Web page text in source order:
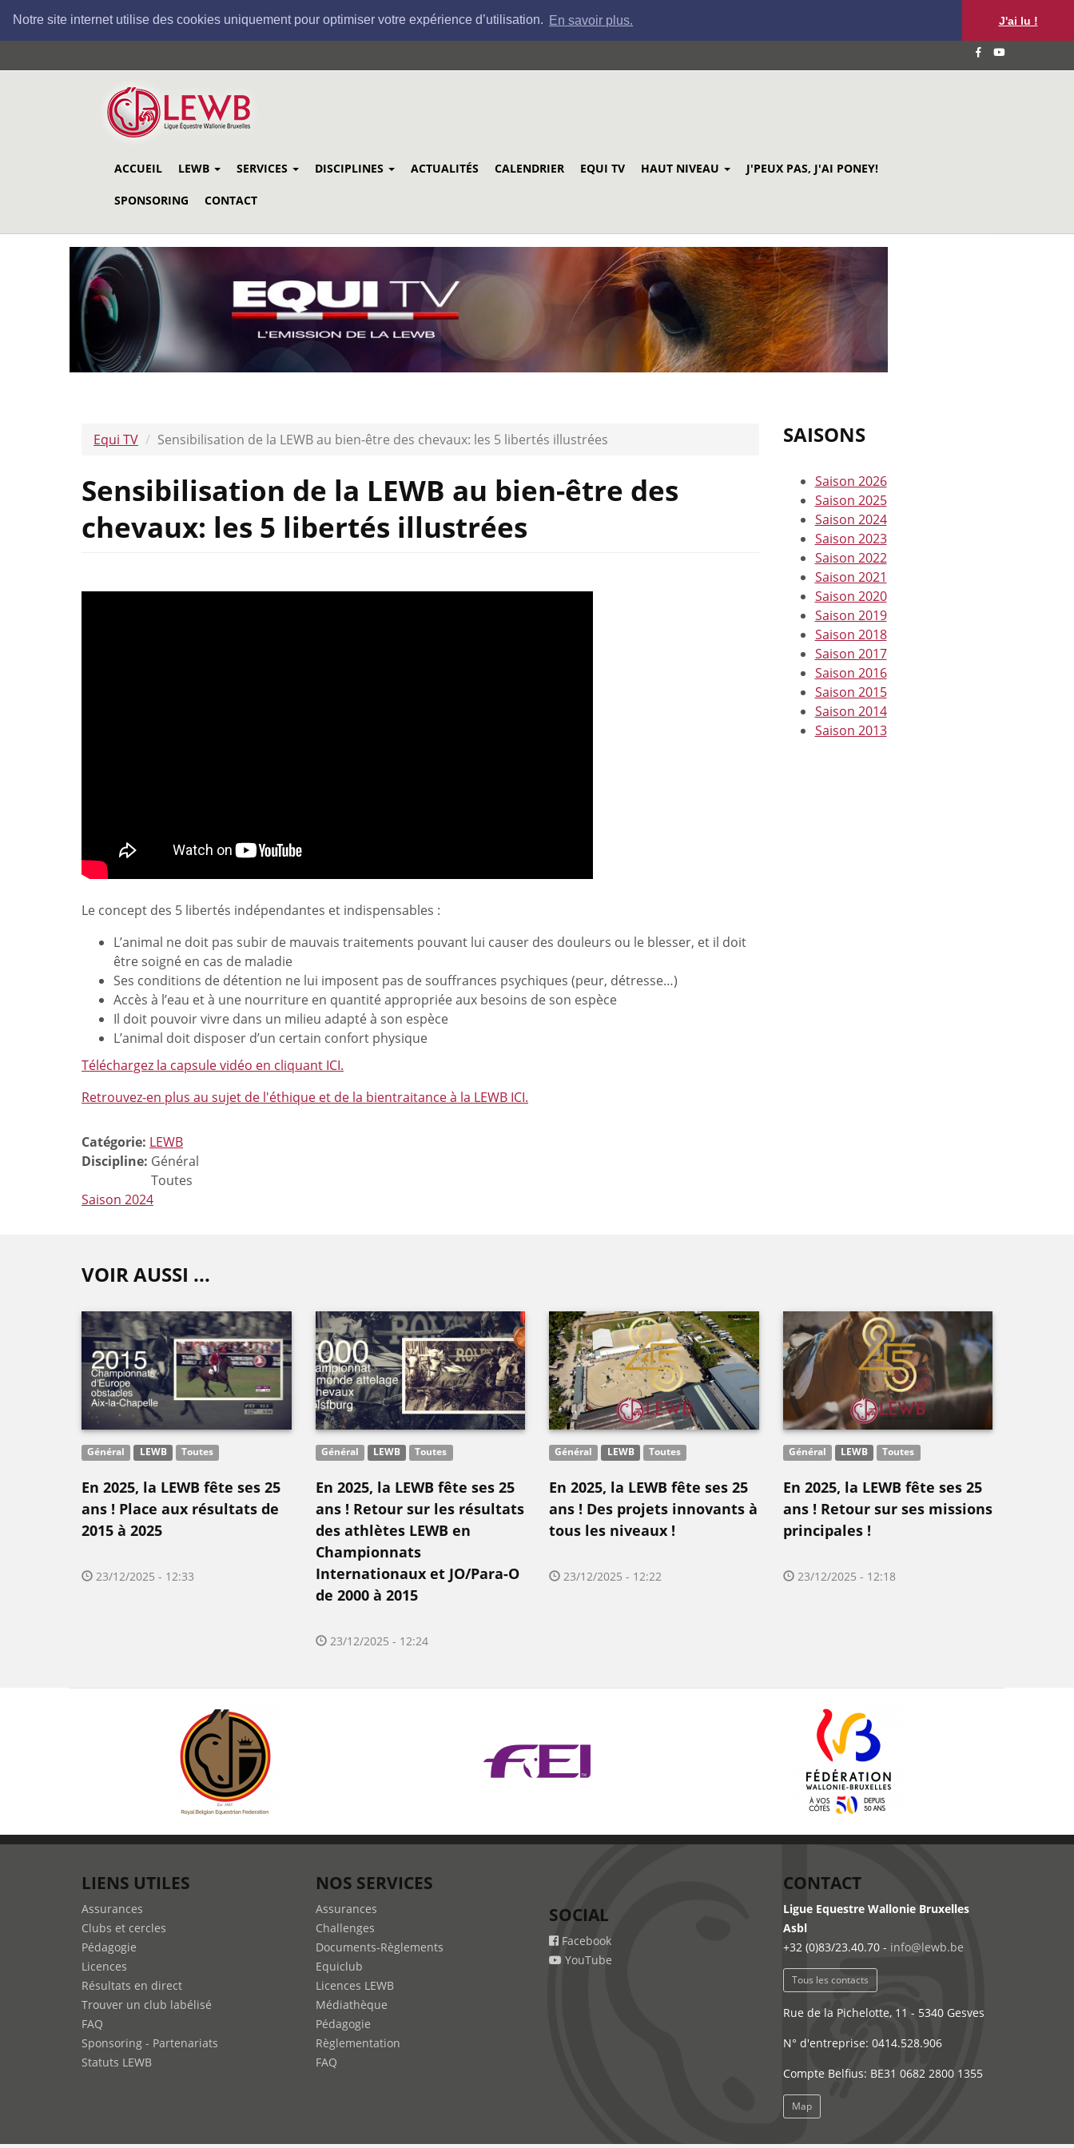
Notre site internet utilise des cookies uniquement pour optimiser votre expérience d’utilisation. En savoir plus. J'ai lu !
au
ACCUEIL LEWB SERVICES DISCIPLINES ACTUALITÉS CALENDRIER EQUI TV HAUT NIVEAU J'PEUX PAS, J'AI PONEY!
SPONSORING CONTACT
Equi TV Sensibilisation de la LEWB au bien-être des chevaux: les 5 libertés illustrées
Sensibilisation de la LEWB au bien-être des
chevaux: les 5 libertés illustrées
Le concept des 5 libertés indépendantes et indispensables :
L’animal ne doit pas subir de mauvais traitements pouvant lui causer des douleurs ou le blesser, et il doit
être soigné en cas de maladie
Ses conditions de détention ne lui imposent pas de souffrances psychiques (peur, détresse…)
Accès à l’eau et à une nourriture en quantité appropriée aux besoins de son espèce
Il doit pouvoir vivre dans un milieu adapté à son espèce
L’animal doit disposer d’un certain confort physique
Téléchargez la capsule vidéo en cliquant ICI.
Retrouvez-en plus au sujet de l'éthique et de la bientraitance à la LEWB ICI.
Catégorie: LEWB
Discipline: Général
Toutes
Saison 2024
SAISONS
Saison 2026
Saison 2025
Saison 2024
Saison 2023
Saison 2022
Saison 2021
Saison 2020
Saison 2019
Saison 2018
Saison 2017
Saison 2016
Saison 2015
Saison 2014
Saison 2013
VOIR AUSSI ...
Général LEWB Toutes
En 2025, la LEWB fête ses 25
ans ! Place aux résultats de
2015 à 2025
23/12/2025 - 12:33
Général LEWB Toutes
En 2025, la LEWB fête ses 25
ans ! Retour sur les résultats
des athlètes LEWB en
Championnats
Internationaux et JO/Para-O
de 2000 à 2015
23/12/2025 - 12:24
Général LEWB Toutes
En 2025, la LEWB fête ses 25
ans ! Des projets innovants à
tous les niveaux !
23/12/2025 - 12:22
Général LEWB Toutes
En 2025, la LEWB fête ses 25
ans ! Retour sur ses missions
principales !
23/12/2025 - 12:18
LIENS UTILES
Assurances
Clubs et cercles
Pédagogie
Licences
Résultats en direct
Trouver un club labélisé
FAQ
Sponsoring - Partenariats
Statuts LEWB
NOS SERVICES
Assurances
Challenges
Documents-Règlements
Equiclub
Licences LEWB
Médiathèque
Pédagogie
Règlementation
FAQ
SOCIAL
Facebook
YouTube
CONTACT
Ligue Equestre Wallonie Bruxelles
Asbl
+32 (0)83/23.40.70 - info@lewb.be
Tous les contacts
Rue de la Pichelotte, 11 - 5340 Gesves
N° d'entreprise: 0414.528.906
Compte Belfius: BE31 0682 2800 1355
Map